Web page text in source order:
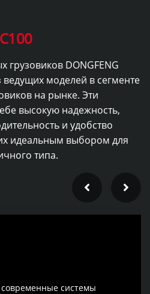
DONGFENG
ведущих моделей в сегменте
на рынке. Эти
высокую надежность,
и удобство
идеальным выбором для
типа.
современные системы